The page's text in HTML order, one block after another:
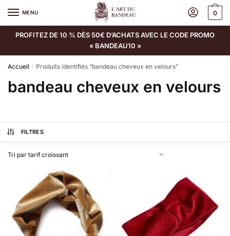
MENU 0
PROFITEZ DE 10 % DÈS 50€ D’ACHATS AVEC LE CODE PROMO
« BANDEAU10 »
Accueil / Produits identifiés “bandeau cheveux en velours”
bandeau cheveux en velours
FILTRES